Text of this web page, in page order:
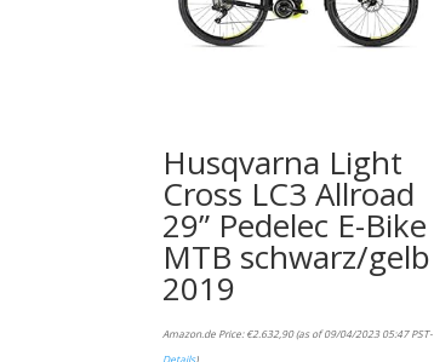
Husqvarna Light
Cross LC3 Allroad
29” Pedelec E-Bike
MTB schwarz/gelb
2019
Amazon.de Price:€2.632,90(as of 09/04/2023 05:47 PST-